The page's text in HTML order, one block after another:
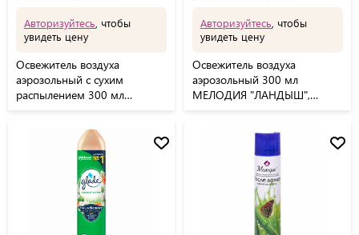
Авторизуйтесь , чтобы
увидеть цену
Освежитель воздуха
аэрозольный с сухим
распылением 300 мл
Авторизуйтесь , чтобы
увидеть цену
Освежитель воздуха
аэрозольный 300 мл
МЕЛОДИЯ "ЛАНДЫШ",